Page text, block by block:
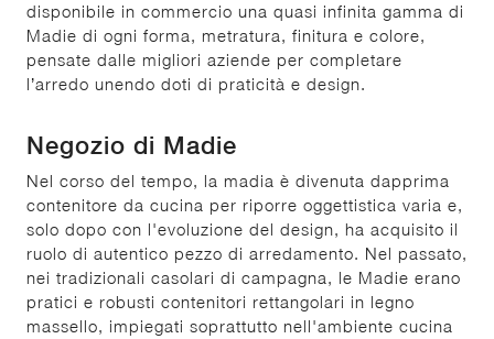
disponibile in commercio una quasi infinita gamma di
Madie di ogni forma, metratura, finitura e colore,
pensate dalle migliori aziende per completare
l’arredo unendo doti di praticità e design.
Negozio di Madie
Nel corso del tempo, la madia è divenuta dapprima
contenitore da cucina per riporre oggettistica varia e,
solo dopo con l'evoluzione del design, ha acquisito il
ruolo di autentico pezzo di arredamento. Nel passato,
nei tradizionali casolari di campagna, le Madie erano
pratici e robusti contenitori rettangolari in legno
massello, impiegati soprattutto nell'ambiente cucina